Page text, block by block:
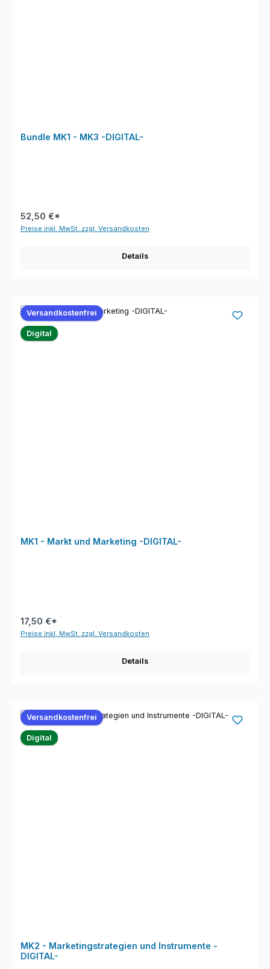
Bundle MK1 - MK3 -DIGITAL-
52,50 €*
Preise inkl. MwSt. zzgl. Versandkosten
Details
Versandkostenfrei
Digital
MK1 - Markt und Marketing -DIGITAL-
17,50 €*
Preise inkl. MwSt. zzgl. Versandkosten
Details
Versandkostenfrei
Digital
MK2 - Marketingstrategien und Instrumente -
DIGITAL-